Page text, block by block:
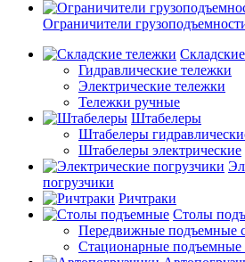
Ограничители
Гидравлические тележки
Электрические тележки
Тележки ручные
Штабелеры
Штабелеры
Штабелеры электрические
погрузчики
Ричтраки
Столы
Передвижные подъемные
Стационарные подъемные